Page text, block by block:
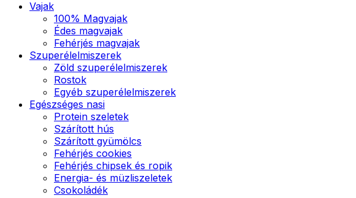
Vajak
100% Magvajak
Édes magvajak
Fehérjés magvajak
Szuperélelmiszerek
Zöld szuperélelmiszerek
Rostok
Egyéb szuperélelmiszerek
Egészséges nasi
Protein szeletek
Szárított hús
Szárított gyümölcs
Fehérjés cookies
Fehérjés chipsek és ropik
Energia- és müzliszeletek
Csokoládék